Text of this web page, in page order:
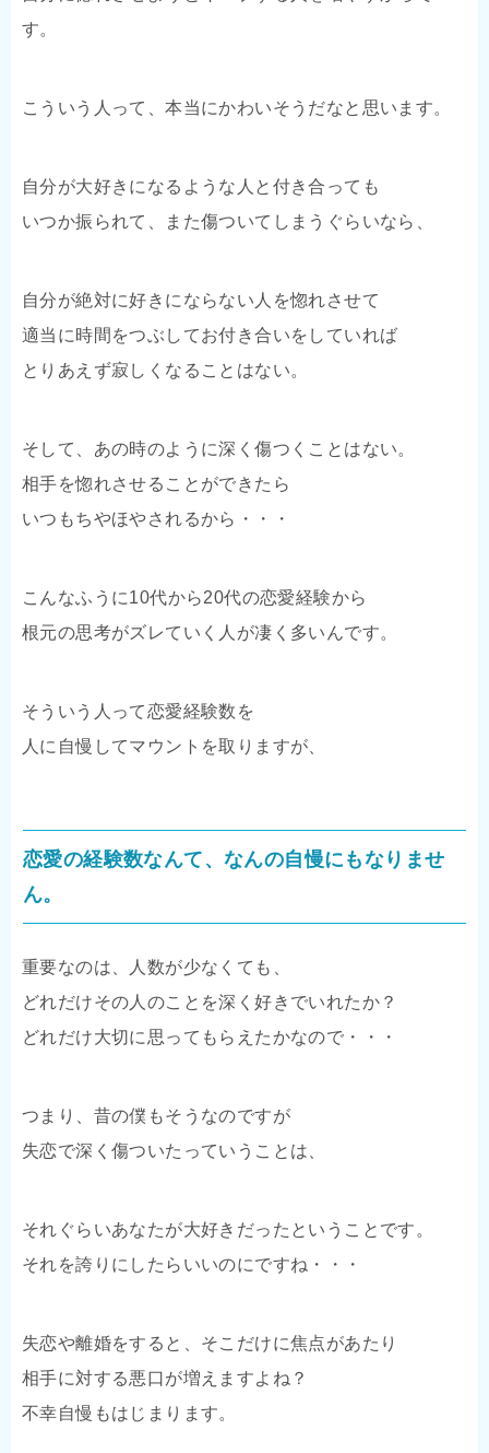
す。
こういう人って、本当にかわいそうだなと思います。
自分が大好きになるような人と付き合っても
いつか振られて、また傷ついてしまうぐらいなら、
自分が絶対に好きにならない人を惚れさせて
適当に時間をつぶしてお付き合いをしていれば
とりあえず寂しくなることはない。
そして、あの時のように深く傷つくことはない。
相手を惚れさせることができたら
いつもちやほやされるから・・・
こんなふうに10代から20代の恋愛経験から
根元の思考がズレていく人が凄く多いんです。
そういう人って恋愛経験数を
人に自慢してマウントを取りますが、
恋愛の経験数なんて、なんの自慢にもなりませ
ん。
重要なのは、人数が少なくても、
どれだけその人のことを深く好きでいれたか？
どれだけ大切に思ってもらえたかなので・・・
つまり、昔の僕もそうなのですが
失恋で深く傷ついたっていうことは、
それぐらいあなたが大好きだったということです。
それを誇りにしたらいいのにですね・・・
失恋や離婚をすると、そこだけに焦点があたり
相手に対する悪口が増えますよね？
不幸自慢もはじまります。